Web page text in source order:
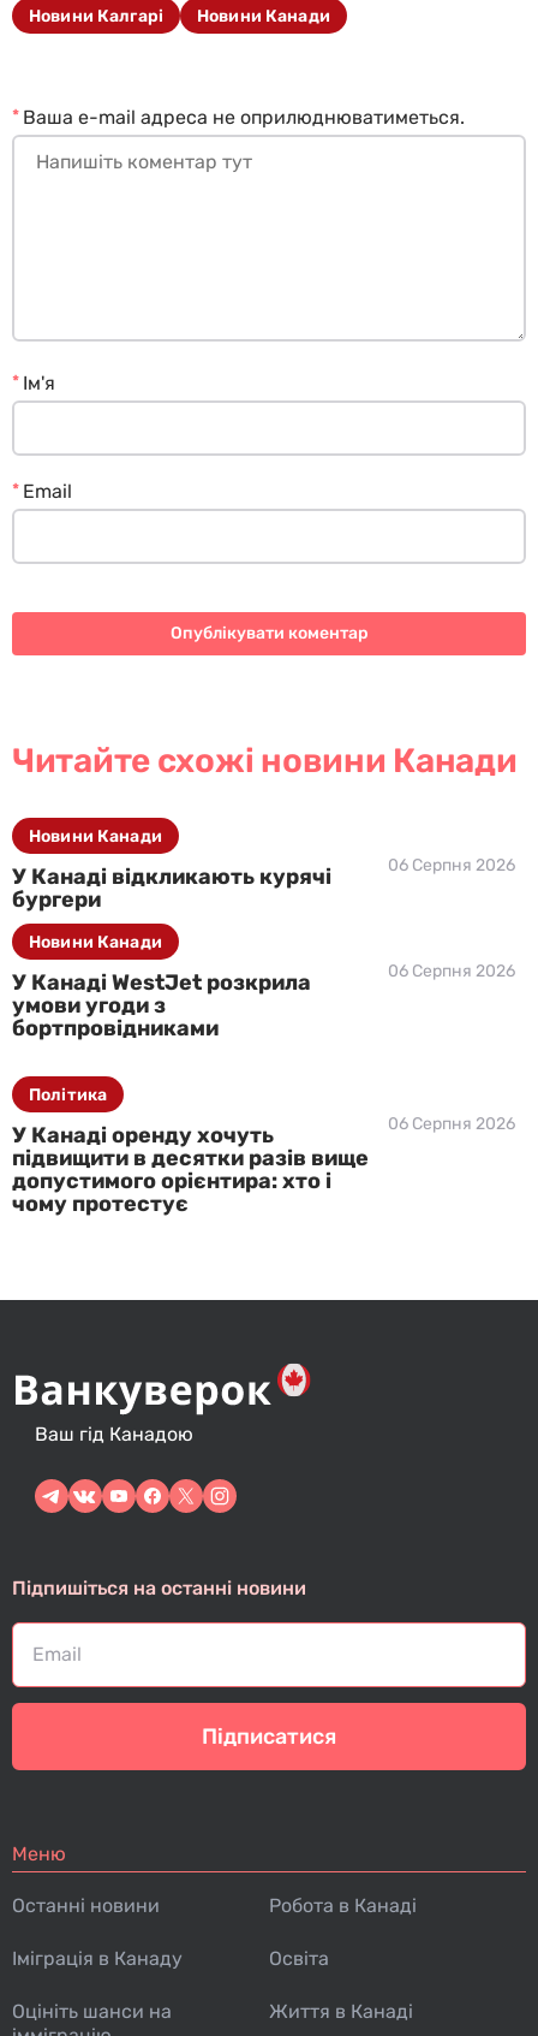
Новини Калгарі Новини Канади
Ваша e-mail адреса не оприлюднюватиметься.
*
Ім'я
*
Email
*
Читайте схожі новини Канади
У Канаді відкликають курячі
бургери
06 Серпня 2026
Новини Канади
У Канаді WestJet розкрила
умови угоди з
бортпровідниками
06 Серпня 2026
Новини Канади
У Канаді оренду хочуть
підвищити в десятки разів вище
допустимого орієнтира: хто і
чому протестує
06 Серпня 2026
Політика
Ваш гід Канадою
Підпишіться на останні новини
Підписатися
Меню
Останні новини
Іміграція в Канаду
Оцініть шанси на
Робота в Канаді
Освіта
Життя в Канаді